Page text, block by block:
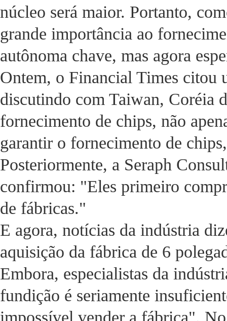
núcleo será maior. Portanto,
grande importância ao
autônoma chave, mas agora
Ontem, o Financial Times citou
discutindo com Taiwan, Coréia
fornecimento de chips, não
garantir o fornecimento de
Posteriormente, a Seraph
confirmou: "Eles primeiro
de fábricas."
E agora, notícias da indústria
aquisição da fábrica de 6
Embora, especialistas da
fundição é seriamente
impossível vender a fábrica".